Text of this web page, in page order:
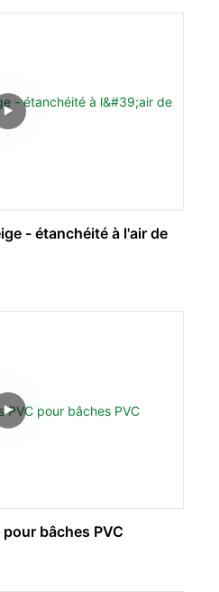
- étanchéité à l'air de
bâches PVC